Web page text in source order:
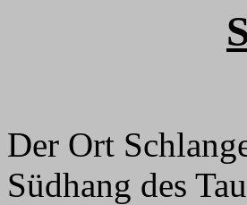
Der Ort
Südhang des